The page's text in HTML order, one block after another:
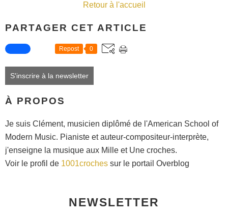
Retour à l'accueil
PARTAGER CET ARTICLE
Repost 0
S'inscrire à la newsletter
À PROPOS
Je suis Clément, musicien diplômé de l'American School of
Modern Music. Pianiste et auteur-compositeur-interprète,
j'enseigne la musique aux Mille et Une croches.
Voir le profil de 1001croches sur le portail Overblog
NEWSLETTER